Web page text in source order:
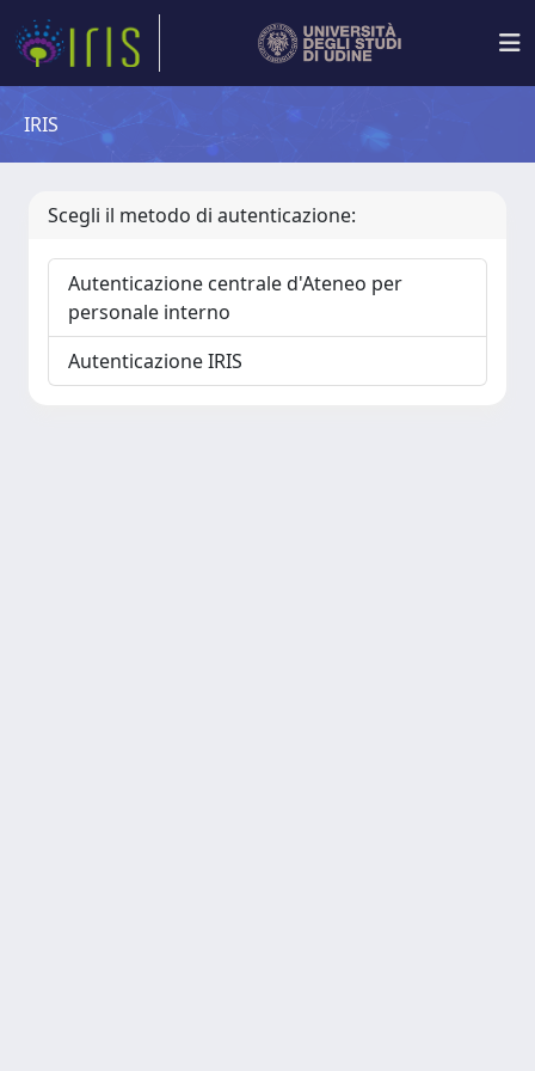
IRIS
Scegli il metodo di autenticazione:
Autenticazione centrale d'Ateneo per
personale interno
Autenticazione IRIS